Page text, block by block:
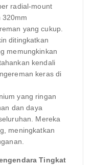
radial-mount
320mm
yang cukup.
ditingkatkan
memungkinkan
kendali
keras di
yang ringan
dan daya
Mereka
meningkatkan
Tingkat